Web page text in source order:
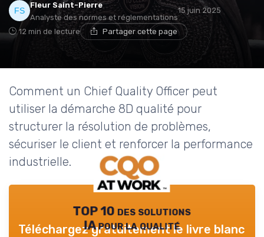
Fleur Saint-Pierre
Analyste des normes et réglementations
15 juin 2025
12 min de lecture Partager cette page
Comment un Chief Quality Officer peut
utiliser la démarche 8D qualité pour
structurer la résolution de problèmes,
sécuriser le client et renforcer la performance
industrielle.
TOP 10 des solutions
IA pour la qualité
Téléchargez gratuitement le livre blanc